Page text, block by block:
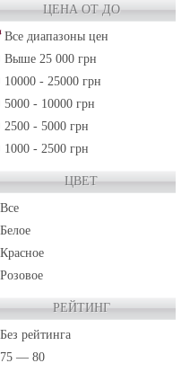
ЦЕНА ОТ ДО
Все диапазоны цен
Выше 25 000 грн
10000 - 25000 грн
5000 - 10000 грн
2500 - 5000 грн
1000 - 2500 грн
250 - 500 грн
50 - 250 грн
ЦВЕТ
Все
Белое
Красное
Розовое
РЕЙТИНГ
Без рейтинга
75 — 80